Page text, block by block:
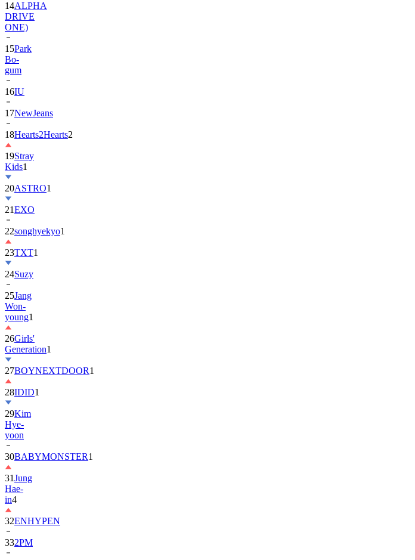
14ALPHA
DRIVE
ONE)
15Park
Bo-
gum
16IU
17NewJeans
18Hearts2Hearts2
19Stray
Kids1
20ASTRO1
21EXO
22songhyekyo1
23TXT1
24Suzy
25Jang
Won-
young1
26Girls'
Generation1
27BOYNEXTDOOR1
28IDID1
29Kim
Hye-
yoon
30BABYMONSTER1
31Jung
Hae-
in4
32ENHYPEN
332PM